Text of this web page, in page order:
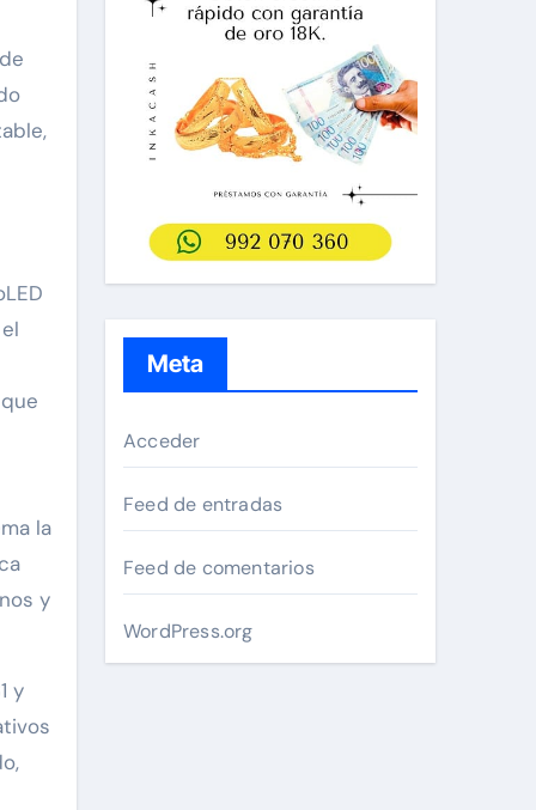
la
y
y
Meta
Acceder
Feed de entradas
Feed de comentarios
WordPress.org